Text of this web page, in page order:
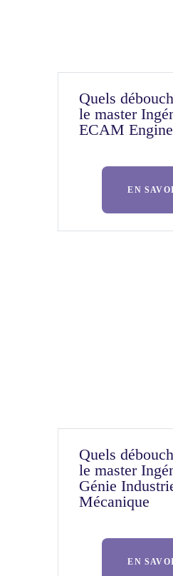
Quels
le master
ECAM
EN
Quels
le master
Génie
Mécanique
EN